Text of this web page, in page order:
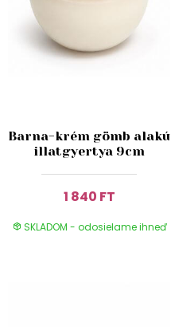
Barna-krém gömb alakú
illatgyertya 9cm
1 840 FT
SKLADOM - odosielame ihneď